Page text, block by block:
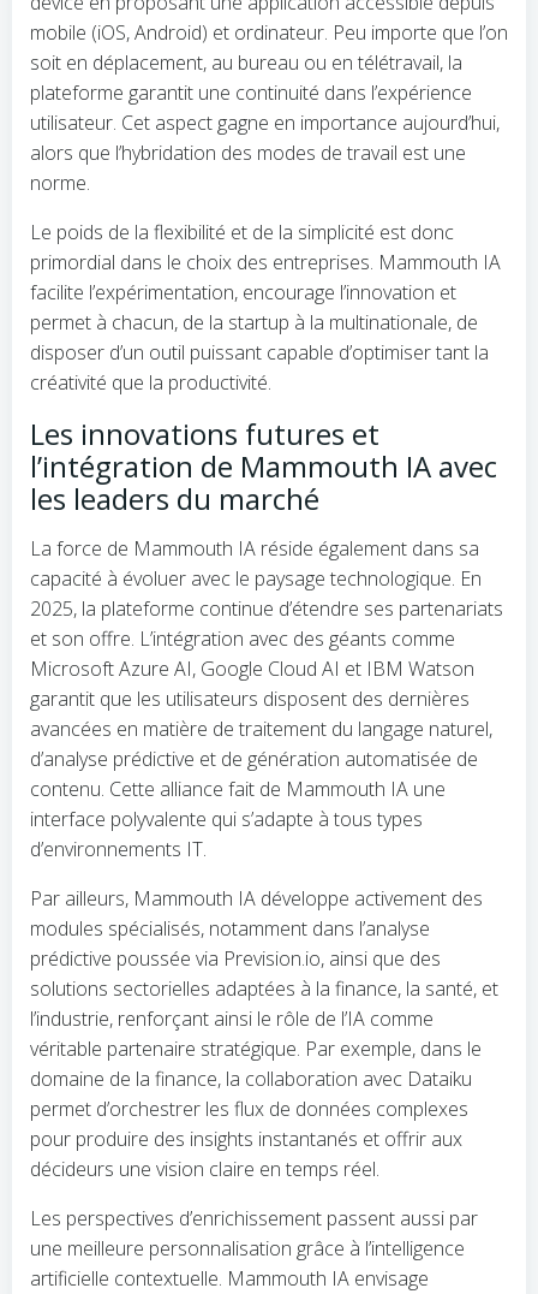
mobile (iOS, Android) et ordinateur. Peu importe que l’on
soit en déplacement, au bureau ou en télétravail, la
plateforme garantit une continuité dans l’expérience
utilisateur. Cet aspect gagne en importance aujourd’hui,
alors que l’hybridation des modes de travail est une
norme.
Le poids de la flexibilité et de la simplicité est donc
primordial dans le choix des entreprises. Mammouth IA
facilite l’expérimentation, encourage l’innovation et
permet à chacun, de la startup à la multinationale, de
disposer d’un outil puissant capable d’optimiser tant la
créativité que la productivité.
Les innovations futures et
l’intégration de Mammouth IA avec
les leaders du marché
La force de Mammouth IA réside également dans sa
capacité à évoluer avec le paysage technologique. En
2025, la plateforme continue d’étendre ses partenariats
et son offre. L’intégration avec des géants comme
Microsoft Azure AI, Google Cloud AI et IBM Watson
garantit que les utilisateurs disposent des dernières
avancées en matière de traitement du langage naturel,
d’analyse prédictive et de génération automatisée de
contenu. Cette alliance fait de Mammouth IA une
interface polyvalente qui s’adapte à tous types
d’environnements IT.
Par ailleurs, Mammouth IA développe activement des
modules spécialisés, notamment dans l’analyse
prédictive poussée via Prevision.io, ainsi que des
solutions sectorielles adaptées à la finance, la santé, et
l’industrie, renforçant ainsi le rôle de l’IA comme
véritable partenaire stratégique. Par exemple, dans le
domaine de la finance, la collaboration avec Dataiku
permet d’orchestrer les flux de données complexes
pour produire des insights instantanés et offrir aux
décideurs une vision claire en temps réel.
Les perspectives d’enrichissement passent aussi par
une meilleure personnalisation grâce à l’intelligence
artificielle contextuelle. Mammouth IA envisage